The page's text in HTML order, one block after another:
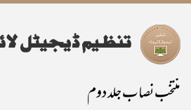
منتخب نصاب جلد دوم